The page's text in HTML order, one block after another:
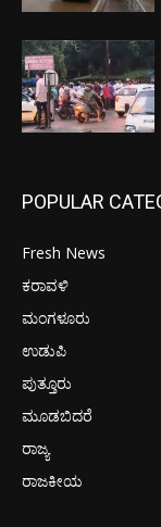
POPULAR
Fresh News
ಕರಾವಳಿ
ಮಂಗಳೂರು
ಉಡುಪಿ
ಪುತ್ತೂರು
ಮೂಡಬಿದರೆ
ರಾಜ್ಯ
ರಾಜಕೀಯ